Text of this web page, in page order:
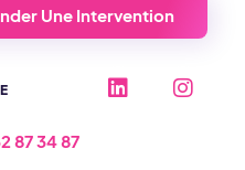
Une Intervention
L
i
I
n
87 34 87